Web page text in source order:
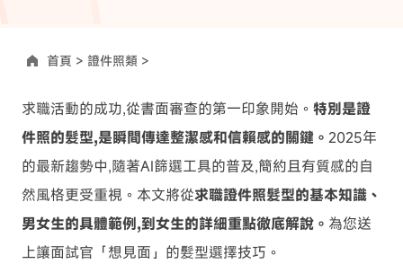
首頁 > 證件照類 >
求職活動的成功,從書面審查的第一印象開始。 特別是證
件照的髮型,是瞬間傳達整潔感和信賴感的關鍵。 2025年
的最新趨勢中,隨著AI篩選工具的普及,簡約且有質感的自
然風格更受重視。本文將從求職證件照髮型的基本知識、
男女生的具體範例,到女生的詳細重點徹底解說。 為您送
上讓面試官「想見面」的髮型選擇技巧。